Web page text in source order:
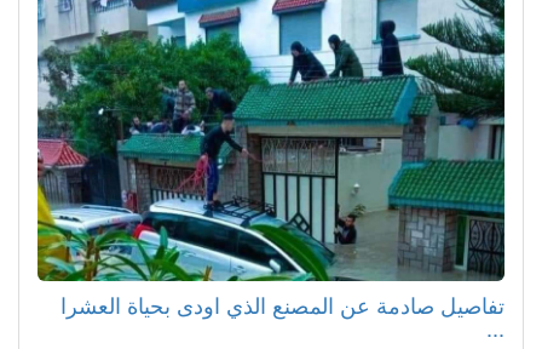
تفاصيل صادمة عن المصنع الذي اودى بحياة العشرا